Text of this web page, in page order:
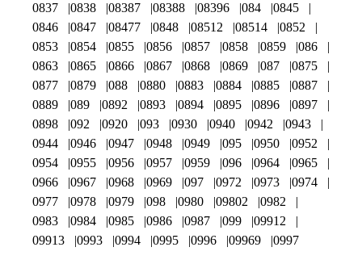
0837
0838 08387 08388 08396 084
0845
0846
0847 08477 0848 08512 08514
0852
0853
0854 0855 0856 0857 0858 0859
086
0863
0865 0866 0867 0868 0869 087
0875
0877
0879 088 0880 0883 0884 0885
0887
0889
089 0892 0893 0894 0895 0896
0897
0898
092 0920 093 0930 0940 0942
0943
0944
0946 0947 0948 0949 095 0950
0952
0954
0955 0956 0957 0959 096 0964
0965
0966
0967 0968 0969 097 0972 0973
0974
0977
0978 0979 098 0980 09802
0982
0983
0984 0985 0986 0987 099
09912
09913
0993 0994 0995 0996 09969 0997